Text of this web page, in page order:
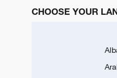
CHOOSE YOUR